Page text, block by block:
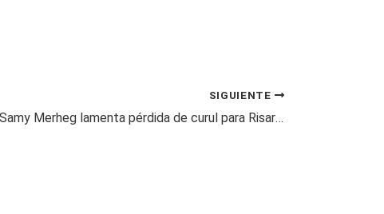
SIGUIENTE
Senador Samy Merheg lamenta pérdida de curul para Risaralda